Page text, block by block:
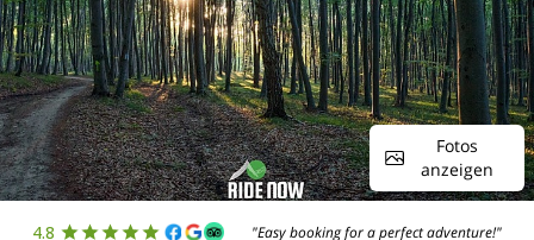
Fotos
anzeigen
4.8 "Easy booking for a perfect adventure!"